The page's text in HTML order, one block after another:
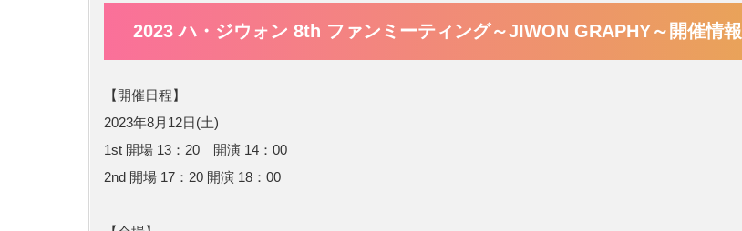
2023 ハ・ジウォン 8th ファンミーティング～JIWON GRAPHY～開催情報
【開催日程】
2023年8月12日(土)
1st 開場 13：20 開演 14：00
2nd 開場 17：20 開演 18：00